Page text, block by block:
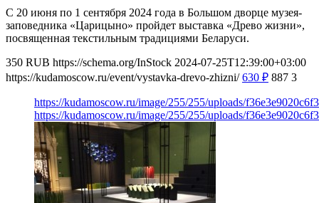
С 20 июня по 1 сентября 2024 года в Большом дворце музея-
заповедника «Царицыно» пройдет выставка «Древо жизни»,
посвященная текстильным традициями Беларуси.
350 RUB https://schema.org/InStock 2024-07-25T12:39:00+03:00
https://kudamoscow.ru/event/vystavka-drevo-zhizni/ 630 ₽ 887 3
https://kudamoscow.ru/image/255/255/uploads/
https://kudamoscow.ru/image/255/255/uploads/